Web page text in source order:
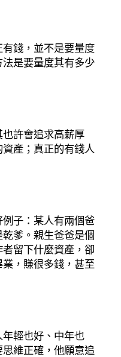
錢，並不是要量度
是要量度其有多少
許會追求高薪厚
產；真正的有錢人
例子：某人有兩個爸
爹。親生爸爸是個
留下什麼資產，卻
，賺很多錢，甚至
輕也好、中年也
維正確，他願意追